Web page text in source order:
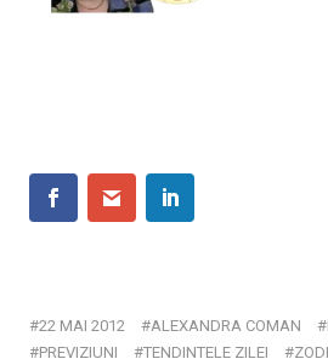
22 MAI 2012 ALEXANDRA COMAN
PREVIZIUNI
TENDINTELE ZILEI